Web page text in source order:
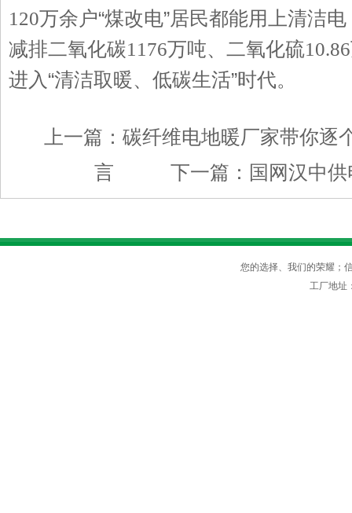
120万余户“煤改电”居民都能用上清洁
减排二氧化碳1176万吨、二氧化硫10.86
进入“清洁取暖、低碳生活”时代。
上一篇： 碳纤维电地暖厂家带你逐
言 下一篇： 国网汉中
您的选择、我们的荣耀；
工厂地址